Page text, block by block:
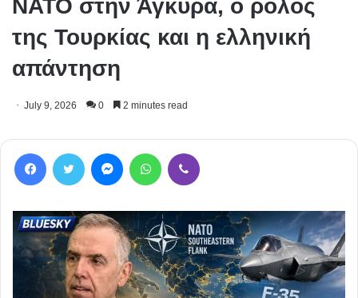
ΝΑΤΟ στην Άγκυρα, ο ρόλος
της Τουρκίας και η ελληνική
απάντηση
July 9, 2026 0 2 minutes read